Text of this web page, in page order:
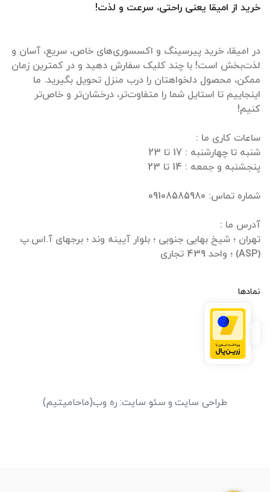
خرید از امیقا یعنی راحتی، سرعت و لذت!
در امیقا، خرید پیرسینگ و اکسسوری‌های خاص، سریع، آسان و
لذت‌بخش است! با چند کلیک سفارش دهید و در کمترین زمان
ممکن، محصول دلخواهتان را درب منزل تحویل بگیرید. ما
اینجاییم تا استایل شما را متفاوت‌تر، درخشان‌تر و خاص‌تر
تهران ؛ شیخ بهایی جنوبی ؛ بلوار آیینه وند ؛ برجهای آ.اس.پ
(ASP) ؛ واحد 439 تجاری
نمادها
طراحی سایت و سئو سایت: ره وب(ماحامیتیم)